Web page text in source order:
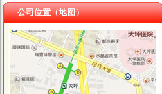
重庆科发表面处理有限责任公司 渝北
公司位置（地图）
财富中心海关